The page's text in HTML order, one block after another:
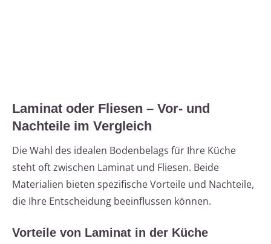
Laminat oder Fliesen – Vor- und
Nachteile im Vergleich
Die Wahl des idealen Bodenbelags für Ihre Küche
steht oft zwischen Laminat und Fliesen. Beide
Materialien bieten spezifische Vorteile und Nachteile,
die Ihre Entscheidung beeinflussen können.
Vorteile von Laminat in der Küche